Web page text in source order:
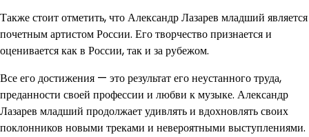
Также стоит отметить, что Александр Лазарев младший является
почетным артистом России. Его творчество признается и
оценивается как в России, так и за рубежом.
Все его достижения — это результат его неустанного труда,
преданности своей профессии и любви к музыке. Александр
Лазарев младший продолжает удивлять и вдохновлять своих
поклонников новыми треками и невероятными выступлениями.